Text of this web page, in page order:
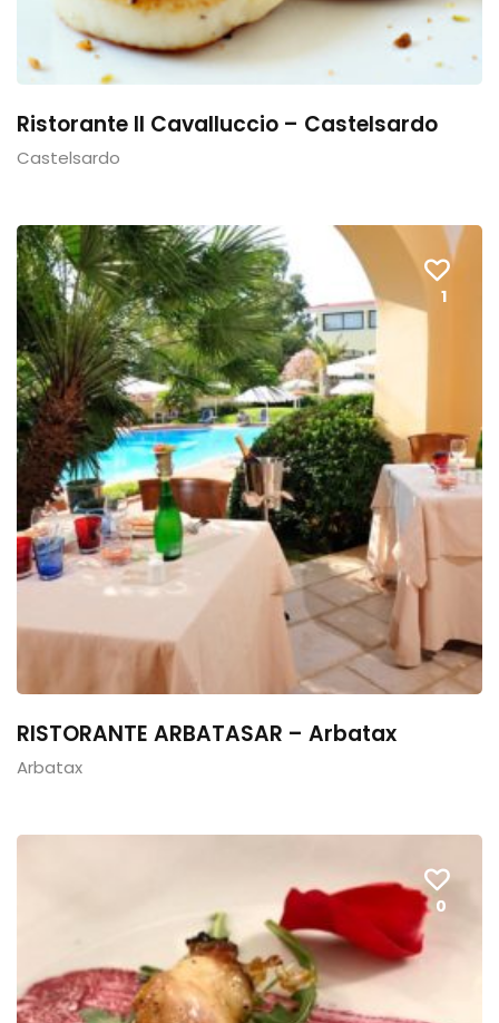
Ristorante Il Cavalluccio – Castelsardo
Castelsardo
1
RISTORANTE ARBATASAR – Arbatax
Arbatax
0